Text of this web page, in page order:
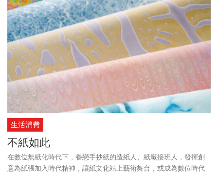
（約2.9億新台幣）。
生活消費
不紙如此
在數位無紙化時代下，眷戀手抄紙的造紙人、紙廠接班人，發揮創
意為紙張加入時代精神，讓紙文化站上藝術舞台，或成為數位時代